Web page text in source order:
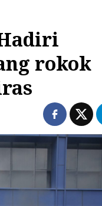
rokok